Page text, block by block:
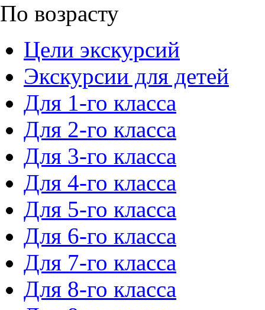
По возрасту
Цели экскурсий
Экскурсии для детей
Для 1-го класса
Для 2-го класса
Для 3-го класса
Для 4-го класса
Для 5-го класса
Для 6-го класса
Для 7-го класса
Для 8-го класса